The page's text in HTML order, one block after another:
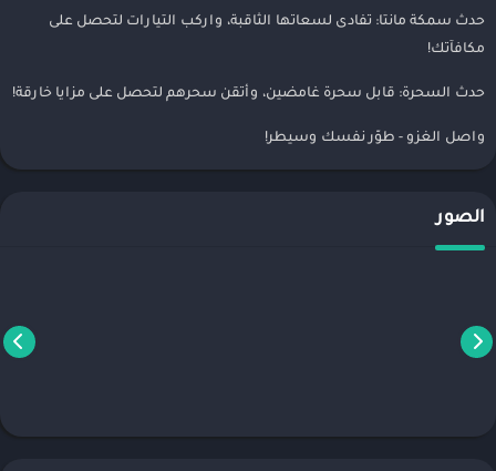
حدث سمكة مانتا: تفادى لسعاتها الثاقبة، واركب التيارات لتحصل على
مكافآتك!
حدث السحرة: قابل سحرة غامضين، وأتقن سحرهم لتحصل على مزايا خارقة!
واصل الغزو - طوّر نفسك وسيطر!
الصور